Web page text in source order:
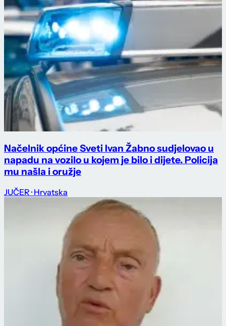
Načelnik općine Sveti Ivan Žabno sudjelovao u
napadu na vozilo u kojem je bilo i dijete. Policija
mu našla i oružje
JUČER · Hrvatska